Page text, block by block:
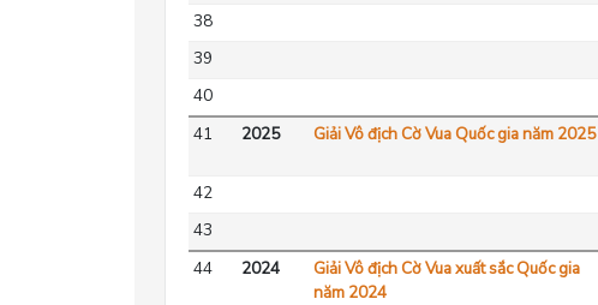
38
39
40
41
2025 Giải Vô địch Cờ Vua Quốc gia năm 2025
42
43
44
2024
Giải Vô địch Cờ Vua xuất sắc Quốc gia
năm 2024